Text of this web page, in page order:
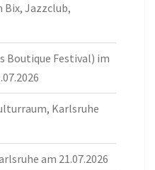
Bix, Jazzclub,
Boutique Festival) im
Karlsruhe
am 21.07.2026